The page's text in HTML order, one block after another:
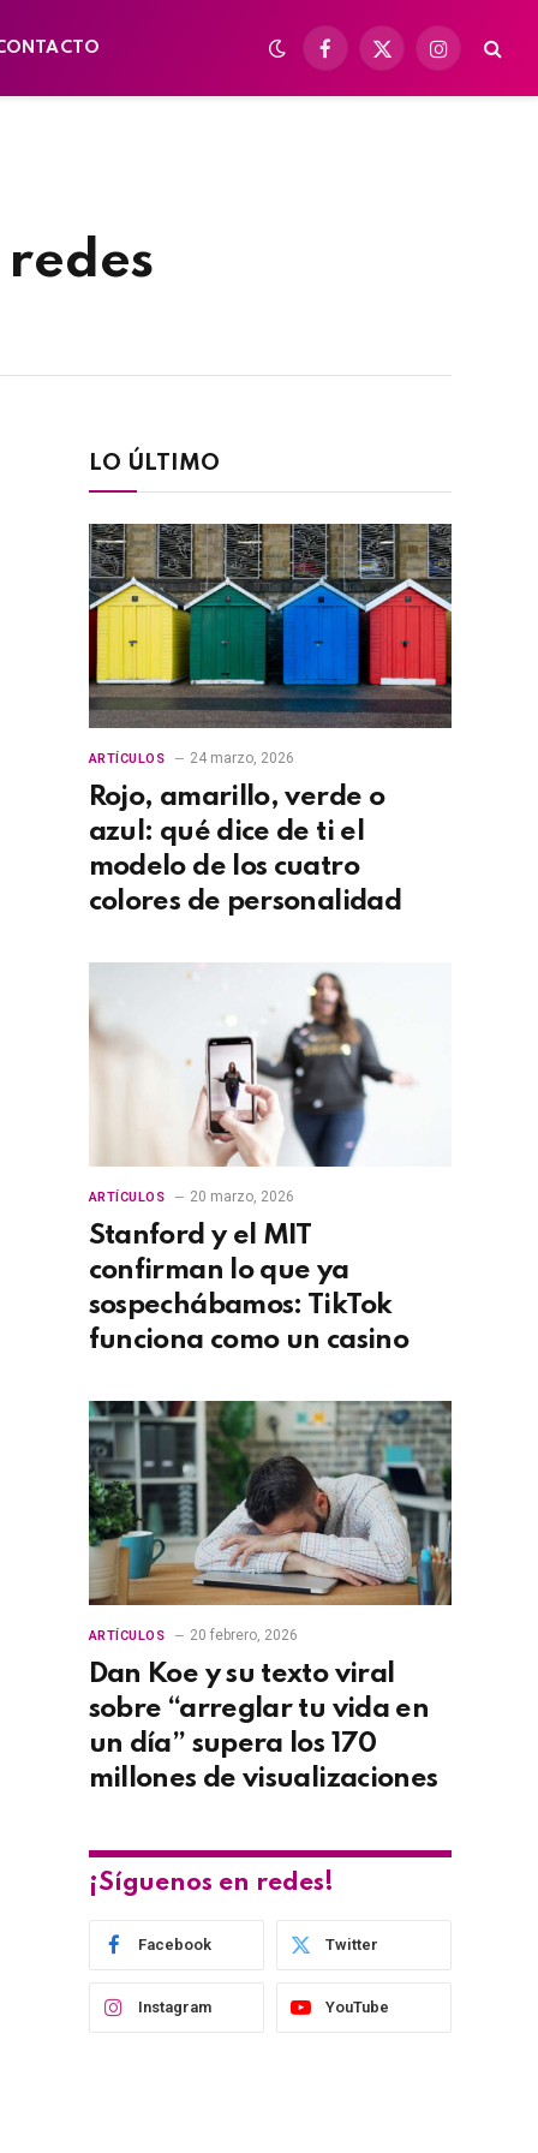
Facebook
X
Instagram
LO ÚLTIMO
ARTÍCULOS 24 marzo, 2026
Rojo, amarillo, verde o
azul: qué dice de ti el
modelo de los cuatro
colores de personalidad
ARTÍCULOS 20 marzo, 2026
Stanford y el MIT
confirman lo que ya
sospechábamos: TikTok
funciona como un casino
ARTÍCULOS 20 febrero, 2026
Dan Koe y su texto viral
sobre “arreglar tu vida en
un día” supera los 170
millones de visualizaciones
¡Síguenos en redes!
Facebook Twitter
Instagram YouTube